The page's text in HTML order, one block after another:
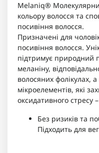
Melaniq®
кольору волосся та
посивіння волосся.
Призначені для
посивіння волосся.
підтримує природний
меланіну,
волосяних фолікулах,
мікроелементів, які
оксидативного стресу
Без ризиків та
Підходить для